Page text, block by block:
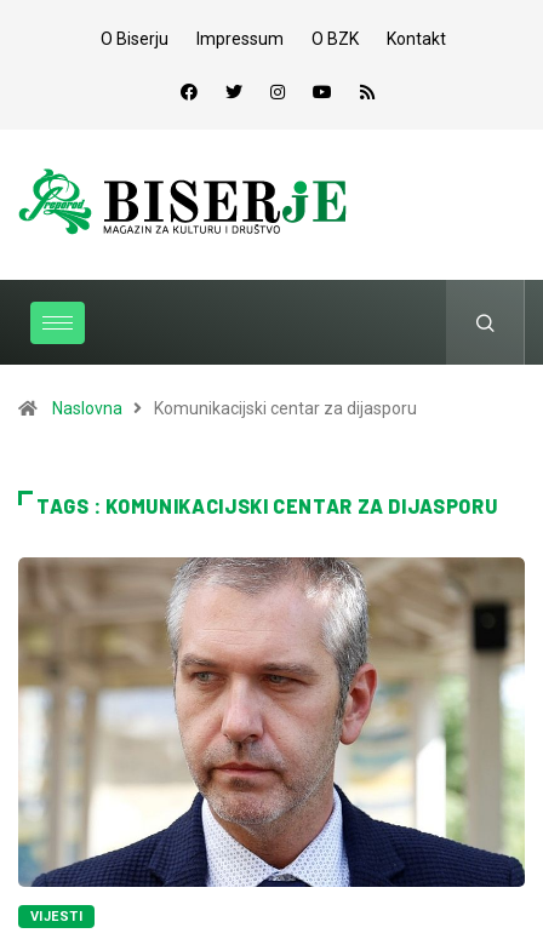
O Biserju Impressum O BZK Kontakt
Naslovna Komunikacijski centar za dijasporu
TAGS : KOMUNIKACIJSKI CENTAR ZA DIJASPORU
VIJESTI